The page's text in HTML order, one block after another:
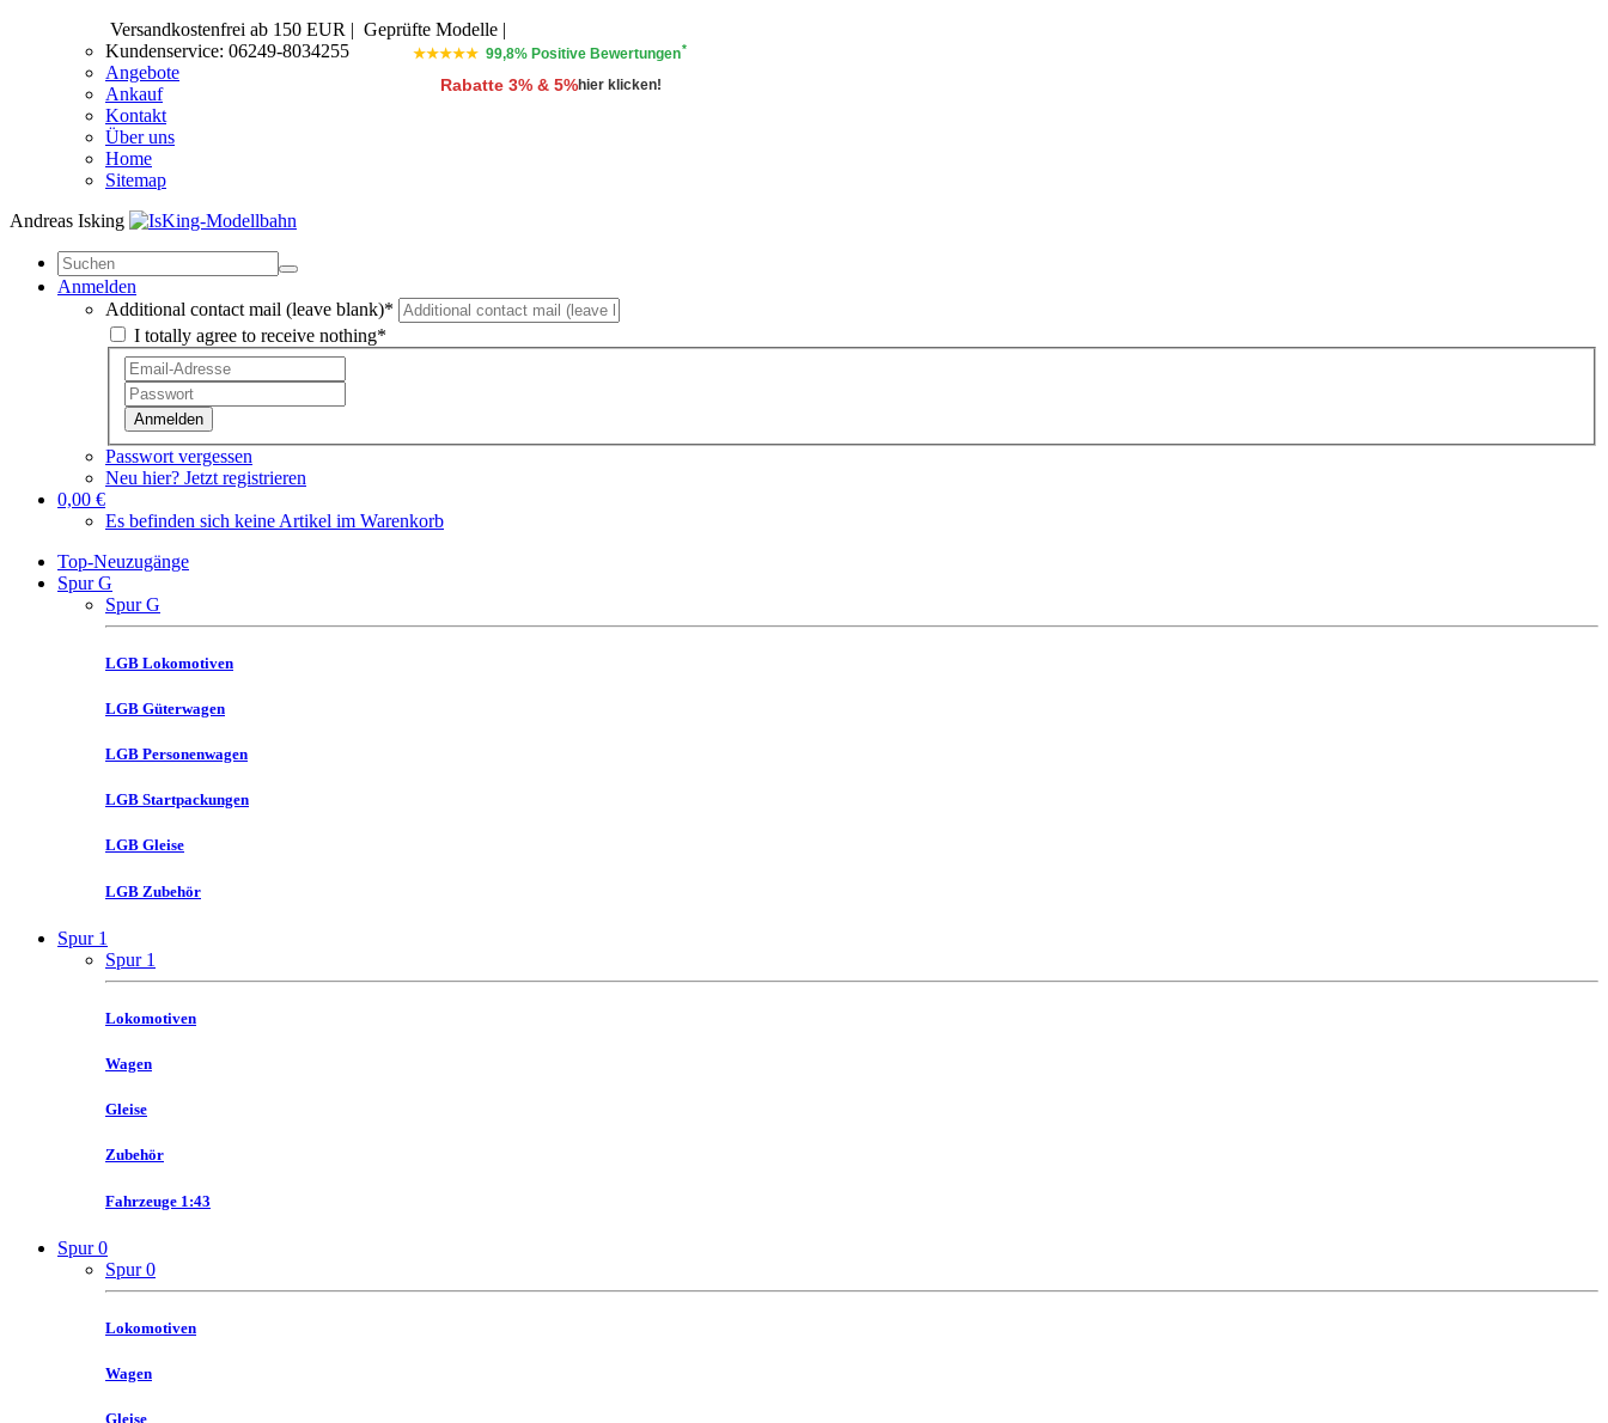
Versandkostenfrei ab 150 EUR | Geprüfte Modelle |
Kundenservice: 06249-8034255
Angebote
Ankauf
Kontakt
Über uns
Home
Sitemap
Andreas Isking
★★★★★ 99,8% Positive Bewertungen*
Rabatte 3% & 5%hier klicken!
Anmelden
Additional contact mail (leave blank)*
I totally agree to receive nothing*
Anmelden
Passwort vergessen
Neu hier? Jetzt registrieren
0,00 €
Es befinden sich keine Artikel im Warenkorb
Top-Neuzugänge
Spur G
Spur G
LGB Lokomotiven
LGB Güterwagen
LGB Personenwagen
LGB Startpackungen
LGB Gleise
LGB Zubehör
Spur 1
Spur 1
Lokomotiven
Wagen
Gleise
Zubehör
Fahrzeuge 1:43
Spur 0
Spur 0
Lokomotiven
Wagen
Gleise